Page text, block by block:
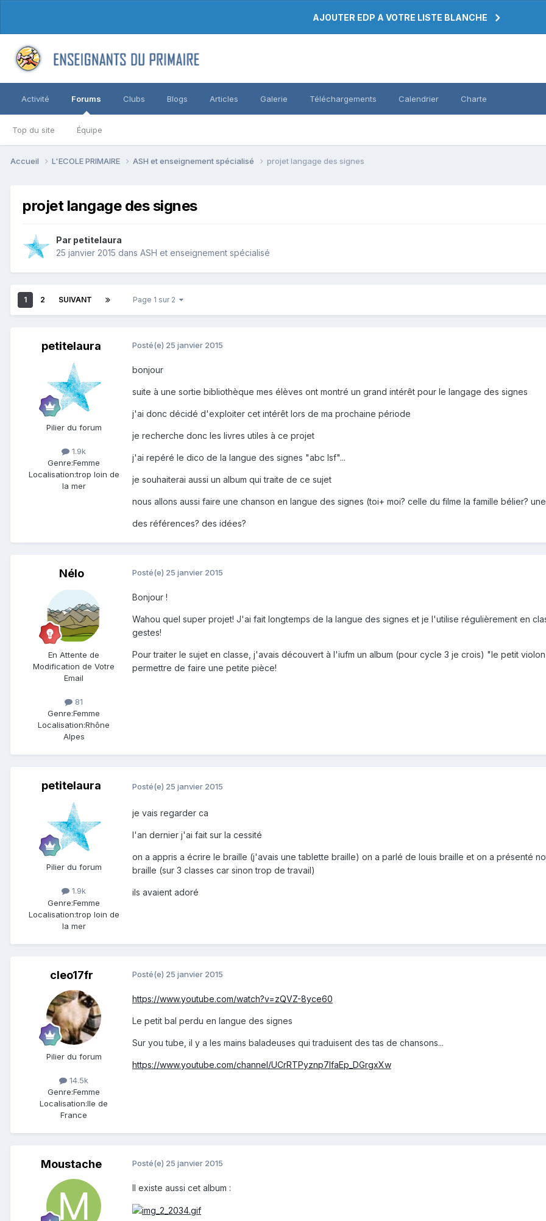
AJOUTER EDP A VOTRE LISTE BLANCHE
Activité Forums
Top du site Équipe
Clubs Blogs Articles Galerie Téléchargements Calendrier Charte
Accueil L'ECOLE PRIMAIRE ASH et enseignement spécialisé projet langage des signes
projet langage des signes
Par petitelaura
25 janvier 2015 dans ASH et enseignement spécialisé
1 2 SUIVANT Page 1 sur 2
petitelaura
Pilier du forum
1.9k
Genre:Femme
Localisation:trop loin de
la mer
Posté(e) 25 janvier 2015
bonjour
suite à une sortie bibliothèque mes élèves ont montré un grand intérêt pour le langage des signes
j'ai donc décidé d'exploiter cet intérêt lors de ma prochaine période
je recherche donc les livres utiles à ce projet
j'ai repéré le dico de la langue des signes "abc lsf"...
je souhaiterai aussi un album qui traite de ce sujet
nous allons aussi faire une chanson en langue des signes (toi+ moi? celle du filme la famille bélier?
des références? des idées?
Nélo
En Attente de
Modification de Votre
Email
81
Genre:Femme
Localisation:Rhône
Alpes
Posté(e) 25 janvier 2015
Bonjour !
Wahou quel super projet! J'ai fait longtemps de la langue des signes et je l'utilise régulièrement en
gestes!
Pour traiter le sujet en classe, j'avais découvert à l'iufm un album (pour cycle 3 je crois) "le petit
permettre de faire une petite pièce!
petitelaura
Pilier du forum
1.9k
Genre:Femme
Localisation:trop loin de
la mer
Posté(e) 25 janvier 2015
je vais regarder ca
l'an dernier j'ai fait sur la cessité
on a appris a écrire le braille (j'avais une tablette braille) on a parlé de louis braille et on a présenté
braille (sur 3 classes car sinon trop de travail)
ils avaient adoré
cleo17fr
Pilier du forum
14.5k
Genre:Femme
Localisation:Ile de
France
Posté(e) 25 janvier 2015
https://www.youtube.com/watch?v=zQVZ-8yce60
Le petit bal perdu en langue des signes
Sur you tube, il y a les mains baladeuses qui traduisent des tas de chansons...
https://www.youtube.com/channel/UCrRTPyznp7lfaEp_DGrgxXw
Moustache Posté(e) 25 janvier 2015
Il existe aussi cet album :